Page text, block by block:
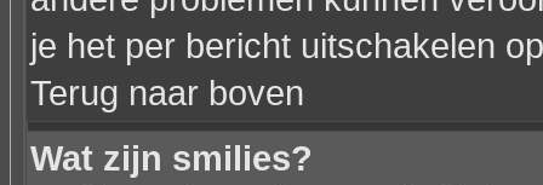
je het per bericht uitschakelen
Terug naar boven
Wat zijn smilies?